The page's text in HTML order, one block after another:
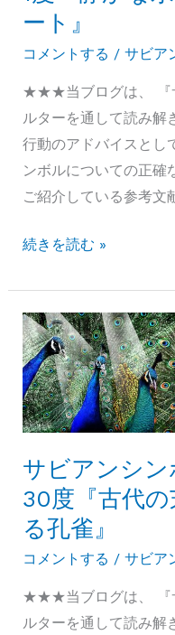
か
に
靴
下
を
満
す
タ
ク
ロ
ー
ス』
ート』
コメントする / サビア
★★★当ブログは、 『
ルターを通して読み解
行動のアドバイスとし
ンボルについての正確
ご紹介している参考文
サ
ア
ン
シ
ン
ボ
ル
用
法・
双
子
続きを読む »
サビアンシン
30度『古代
る孔雀』
コメントする / サビア
★★★当ブログは、 『
ルターを通して読み解